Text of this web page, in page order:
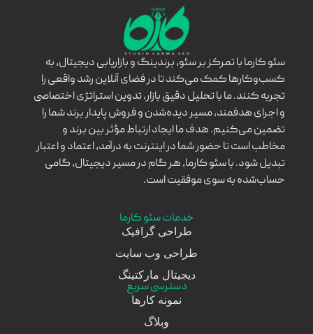
سئو کارما با تمرکز بر سئو، برندینگ و بازاریابی دیجیتال، به
کسب‌وکارها کمک می‌کند تا در فضای آنلاین رشد واقعی را
تجربه کنند. ما با تحلیل دقیق بازار، تدوین استراتژی اختصاصی
و اجرای هدفمند، مسیر دیده‌شدن و فروش پایدار برند شما را
تضمین می‌کنیم. هدف ما ایجاد ارتباط مؤثر بین برند و
مخاطب است تا حضور شما در اینترنت به درآمد، اعتماد و اعتبار
تبدیل شود. با سئو کارما، هر گام در مسیر دیجیتال، گامی
حساب‌شده به سوی موفقیت است.
خدمات سئو کارما
طراحی گرافیک
طراحی وب سایت
دیجیتال مارکتینگ
دسترسی سریع
نمونه کارها
وبلاگ